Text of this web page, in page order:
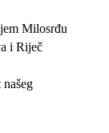
Milosrđu
i Riječ